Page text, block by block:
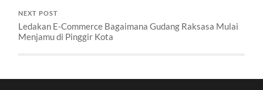
NEXT POST
Ledakan E-Commerce Bagaimana Gudang Raksasa Mulai
Menjamu di Pinggir Kota